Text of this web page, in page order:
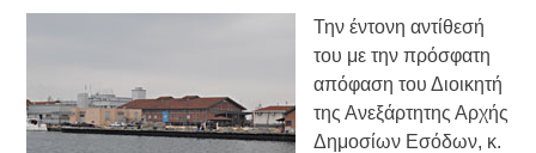
Την έντονη αντίθεσή
του με την πρόσφατη
απόφαση του Διοικητή
της Ανεξάρτητης Αρχής
Δημοσίων Εσόδων, κ.